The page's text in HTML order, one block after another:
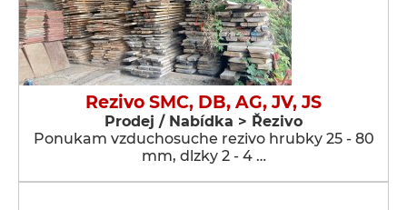
Rezivo SMC, DB, AG, JV, JS
Prodej / Nabídka > Řezivo
Ponukam vzduchosuche rezivo hrubky 25 - 80
mm, dlzky 2 - 4 …